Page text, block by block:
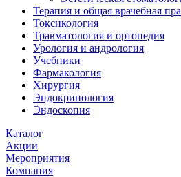
Терапия и общая врачебная
Токсикология
Травматология и ортопедия
Урология и андрология
Учебники
Фармакология
Хирургия
Эндокринология
Эндоскопия
Каталог
Акции
Мероприятия
Компания